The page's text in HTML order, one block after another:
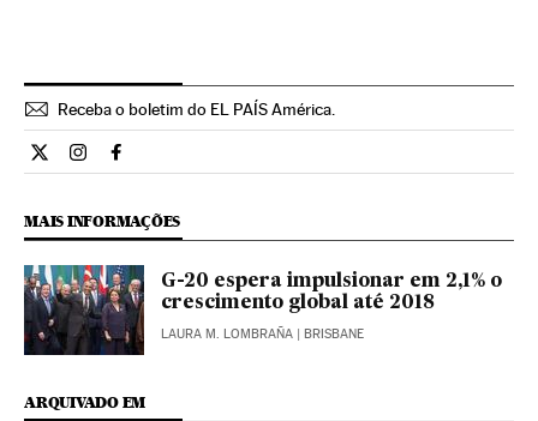
Receba o boletim do EL PAÍS América.
Economia El País Brasil en Twitter
Economia El País Brasil en Instagram
Economia El País Brasil en Facebook
MAIS INFORMAÇÕES
G-20 espera impulsionar em 2,1% o
crescimento global até 2018
LAURA M. LOMBRAÑA | BRISBANE
ARQUIVADO EM